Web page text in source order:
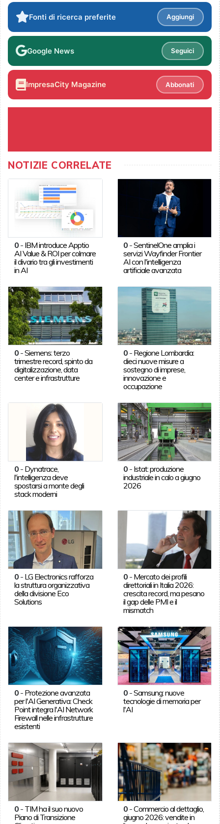
Fonti di ricerca preferite Aggiungi
Google News Seguici
ImpresaCity Magazine Abbonati
NOTIZIE CORRELATE
0- IBM introduce Apptio
AI Value & ROI per colmare
il divario tra gli investimenti
in AI
0 -SentinelOne amplia i
servizi Wayfinder Frontier
AI con l'intelligenza
artificiale avanzata
0-Siemens: terzo
trimestre record, spinto da
digitalizzazione, data
center e infrastrutture
0 - Regione Lombardia:
dieci nuove misure a
sostegno di imprese,
innovazione e
occupazione
0- Dynatrace,
l'intelligenza deve
spostarsi a monte degli
stack moderni
0 - Istat: produzione
industriale in calo a giugno
2026
0- LG Electronics rafforza
la struttura organizzativa
della divisione Eco
Solutions
0 - Mercato dei profili
direttoriali in Italia 2026:
crescita record, ma pesano
il gap delle PMI e il
mismatch
0- Protezione avanzata
per l'AI Generativa: Check
Point integra l'AI Network
Firewall nelle infrastrutture
esistenti
0 -Samsung: nuove
tecnologie di memoria per
l'AI
0- TIM ha il suo nuovo
Piano di Transizione
0 -Commercio al dettaglio,
giugno 2026: vendite in